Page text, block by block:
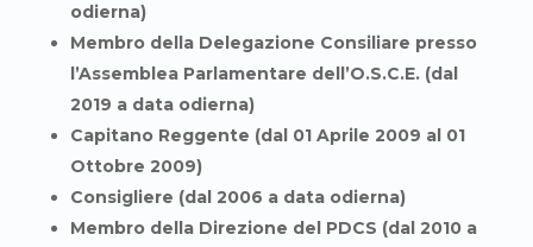
odierna)
Membro della Delegazione Consiliare presso
l’Assemblea Parlamentare dell’O.S.C.E. (dal
2019 a data odierna)
Capitano Reggente (dal 01 Aprile 2009 al 01
Ottobre 2009)
Consigliere (dal 2006 a data odierna)
Membro della Direzione del PDCS (dal 2010 a